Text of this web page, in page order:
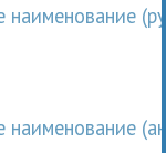
наименование
наименование